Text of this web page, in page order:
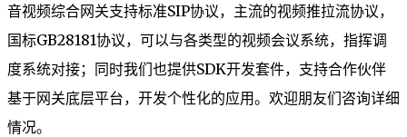
音视频综合网关支持标准SIP协议，主流的视频推拉流协议，
国标GB28181协议，可以与各类型的视频会议系统，指挥调
度系统对接；同时我们也提供SDK开发套件，支持合作伙伴
基于网关底层平台，开发个性化的应用。欢迎朋友们咨询详细
情况。